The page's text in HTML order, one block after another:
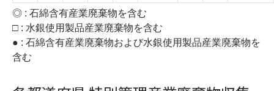
◎ : 石綿含有産業廃棄物を含む
□ : 水銀使用製品産業廃棄物を含む
● : 石綿含有産業廃棄物および水銀使用製品産業廃棄物を
含む